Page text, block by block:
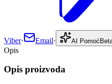
Viber· Email· AI Pomoć
Opis
Opis proizvoda